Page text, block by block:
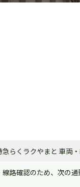
急らくラクやまと 車
線路確認のため、次の